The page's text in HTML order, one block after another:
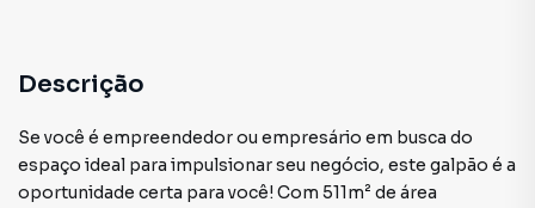
Descrição
Se você é empreendedor ou empresário em busca do
espaço ideal para impulsionar seu negócio, este galpão é a
oportunidade certa para você! Com 511m² de área